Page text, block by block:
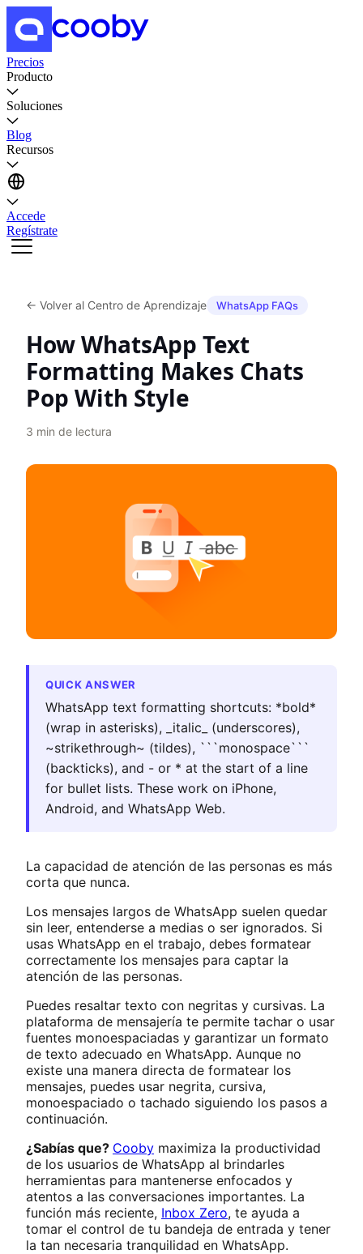
Precios
Producto
Soluciones
Blog
Recursos
Accede
Regístrate
← Volver al Centro de Aprendizaje WhatsApp FAQs
How WhatsApp Text
Formatting Makes Chats
Pop With Style
3 min de lectura
QUICK ANSWER
WhatsApp text formatting shortcuts: *bold*
(wrap in asterisks), _italic_ (underscores),
~strikethrough~ (tildes), ```monospace```
(backticks), and - or * at the start of a line
for bullet lists. These work on iPhone,
Android, and WhatsApp Web.
La capacidad de atención de las personas es más
corta que nunca.
Los mensajes largos de WhatsApp suelen quedar
sin leer, entenderse a medias o ser ignorados. Si
usas WhatsApp en el trabajo, debes formatear
correctamente los mensajes para captar la
atención de las personas.
Puedes resaltar texto con negritas y cursivas. La
plataforma de mensajería te permite tachar o usar
fuentes monoespaciadas y garantizar un formato
de texto adecuado en WhatsApp. Aunque no
existe una manera directa de formatear los
mensajes, puedes usar negrita, cursiva,
monoespaciado o tachado siguiendo los pasos a
continuación.
¿Sabías que? Cooby maximiza la productividad
de los usuarios de WhatsApp al brindarles
herramientas para mantenerse enfocados y
atentos a las conversaciones importantes. La
función más reciente, Inbox Zero, te ayuda a
tomar el control de tu bandeja de entrada y tener
la tan necesaria tranquilidad en WhatsApp.